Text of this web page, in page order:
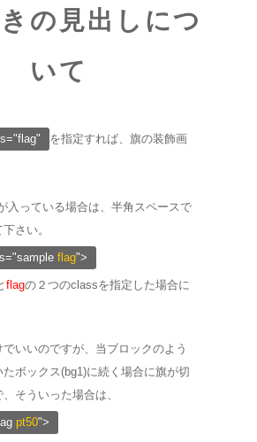
の見出しにつ
いて
を指定すれば、旗の装飾画
入っている場合は、半角スペースで
さい。
flag">
flagの２つのclassを指定した場合に
いいのですが、当ブロックのよう
ボックス(bg1)に続く場合に旗が切
そういった場合は、
pt50">